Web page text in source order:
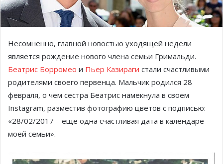
Несомненно, главной новостью уходящей недели
является рождение нового члена семьи Гримальди.
Беатрис Борромео и Пьер Казираги стали счастливыми
родителями своего первенца. Мальчик родился 28
февраля, о чем сестра Беатрис намекнула в своем
Instagram, разместив фотографию цветов с подписью:
«28/02/2017 – еще одна счастливая дата в календаре
моей семьи».